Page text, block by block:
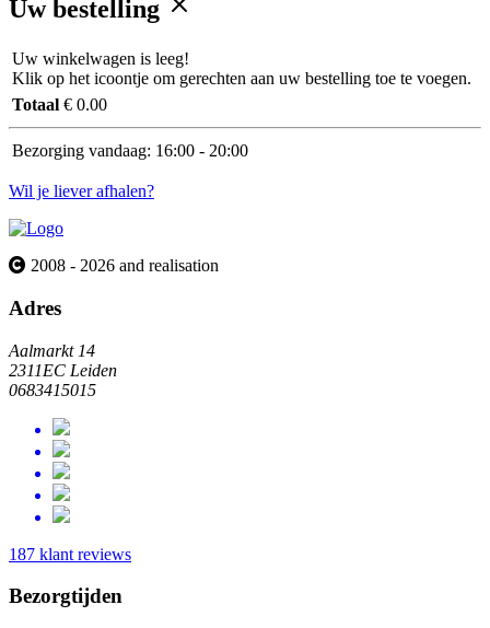
Uw bestelling
Uw winkelwagen is leeg!
Klik op het icoontje om gerechten aan uw bestelling toe te voegen.
Totaal € 0.00
Bezorging vandaag: 16:00 - 20:00
Wil je liever afhalen?
2008 - 2026 and realisation
Adres
Aalmarkt 14
2311EC Leiden
0683415015
187 klant reviews
Bezorgtijden